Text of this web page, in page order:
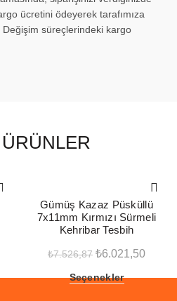
ücretini ödeyerek tarafımıza
süreçlerindeki kargo
Gümüş Kazaz Püsküllü
7x11mm Kırmızı Sürmeli
Kehribar Tesbih
₺7.526,87 Orijinal
₺7.526,87.
₺6.021,50Şu
Seçenekler